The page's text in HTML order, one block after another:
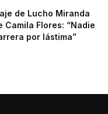
de Lucho Miranda
Camila Flores: “Nadie
por lástima”